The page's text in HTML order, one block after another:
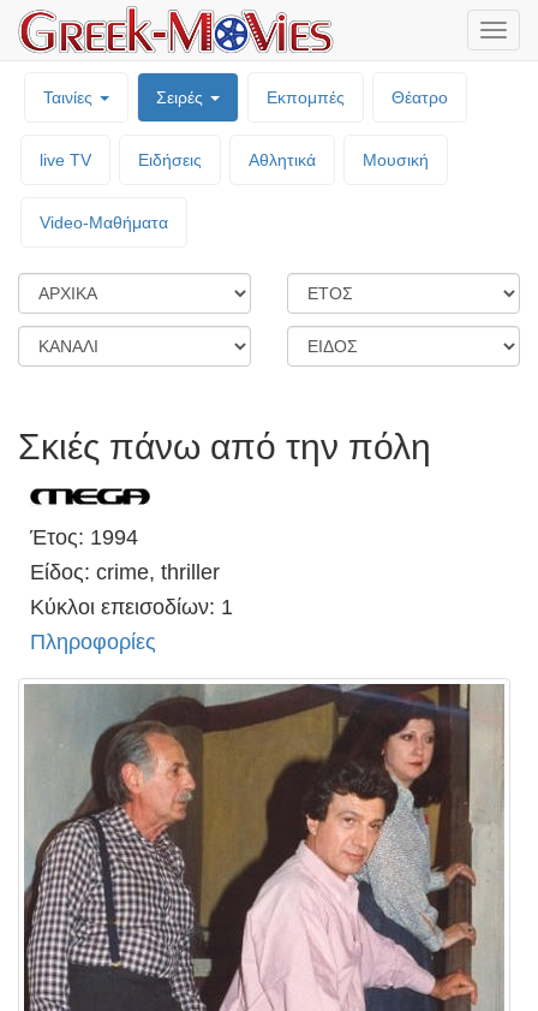
Ταινίες Σειρές Εκπομπές Θέατρο
live TV Ειδήσεις Αθλητικά Μουσική
Video-Mαθήματα
Σκιές πάνω από την πόλη
Έτος: 1994
Είδος: crime, thriller
Κύκλοι επεισοδίων: 1
Πληροφορίες